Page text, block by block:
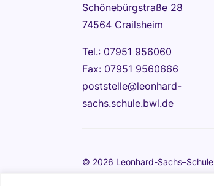
Schönebürgstraße 28
74564 Crailsheim
Tel.: 07951 956060
Fax: 07951 9560666
poststelle@leonhard-
sachs.schule.bwl.de
© 2026 Leonhard-Sachs–Schule